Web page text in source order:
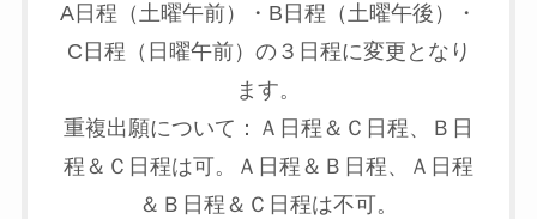
A日程（土曜午前）・B日程（土曜午後）・
C日程（日曜午前）の３日程に変更となり
ます。
重複出願について：Ａ日程＆Ｃ日程、Ｂ日
程＆Ｃ日程は可。Ａ日程＆Ｂ日程、Ａ日程
＆Ｂ日程＆Ｃ日程は不可。